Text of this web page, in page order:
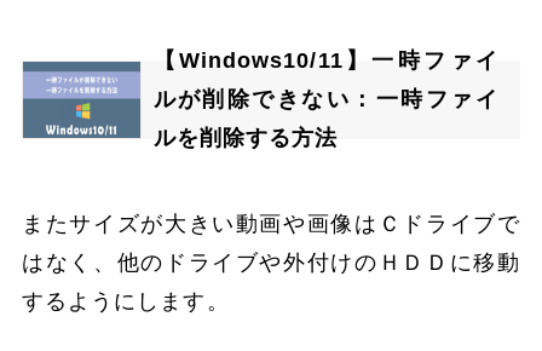
【Windows10/11】一時ファイ
ルが削除できない：一時ファイ
ルを削除する方法
またサイズが大きい動画や画像はＣドライブで
はなく、他のドライブや外付けのＨＤＤに移動
するようにします。